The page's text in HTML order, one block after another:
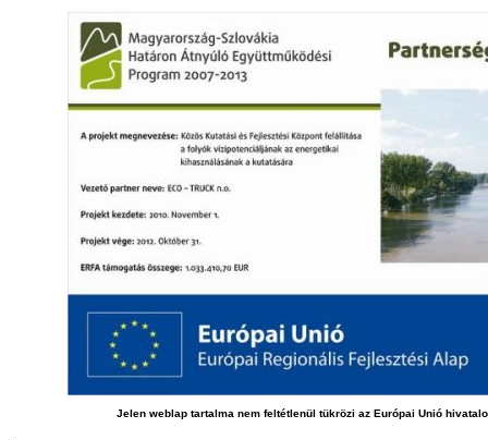
Jelen weblap tartalma nem feltétlenül tükrözi az Európai Unió